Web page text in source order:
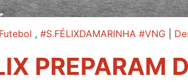
, #S.FÉLIXDAMARINHA #VNG
PREPARAM